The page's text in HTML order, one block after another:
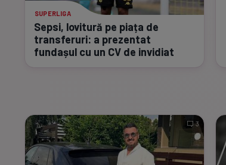
SUPERLIGA
Sepsi, lovitură pe piața de
transferuri: a prezentat
fundașul cu un CV de invidiat
3